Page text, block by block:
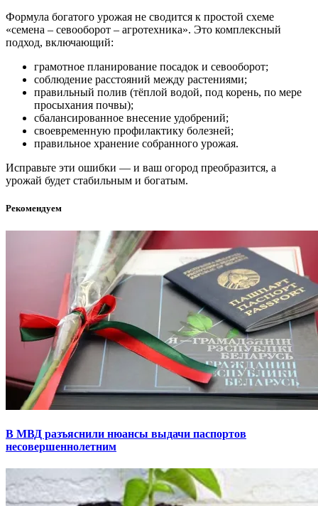
Формула богатого урожая не сводится к простой схеме
«семена – севооборот – агротехника». Это комплексный
подход, включающий:
грамотное планирование посадок и севооборот;
соблюдение расстояний между растениями;
правильный полив (тёплой водой, под корень, по мере
просыхания почвы);
сбалансированное внесение удобрений;
своевременную профилактику болезней;
правильное хранение собранного урожая.
Исправьте эти ошибки — и ваш огород преобразится, а
урожай будет стабильным и богатым.
Рекомендуем
В МВД разъяснили нюансы выдачи паспортов
несовершеннолетним